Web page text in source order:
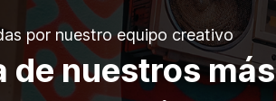
por nuestro equipo creativo
de nuestros más